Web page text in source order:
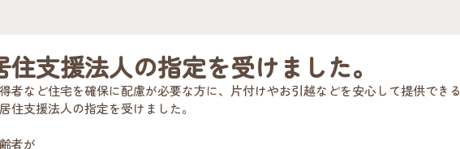
支援法人の指定を受けました。
者など住宅を確保に配慮が必要な方に、片付けやお引越などを安心して提供できる
住支援法人の指定を受けました。
者が